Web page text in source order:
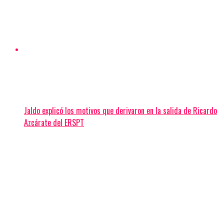
Jaldo explicó los motivos que derivaron en la salida de Ricardo
Azcárate del ERSPT